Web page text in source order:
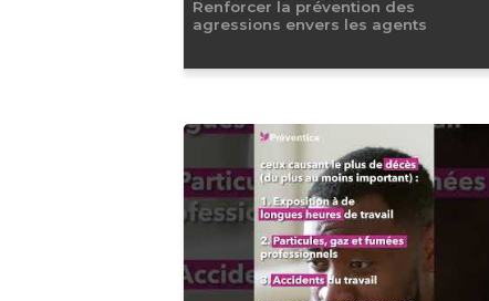
Renforcer la prévention des
agressions envers les agents